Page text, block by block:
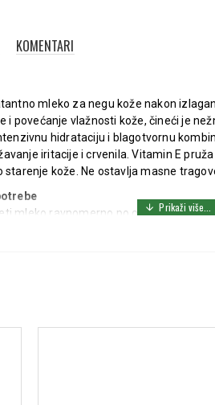
KOMENTARI
mleko za negu kože nakon
i povećanje vlažnosti kože, čineći je
hidrataciju i blagotvornu
iritacije i crvenila. Vitamin E
kože. Ne ostavlja masne
mleko ravnomerno po celom telu i